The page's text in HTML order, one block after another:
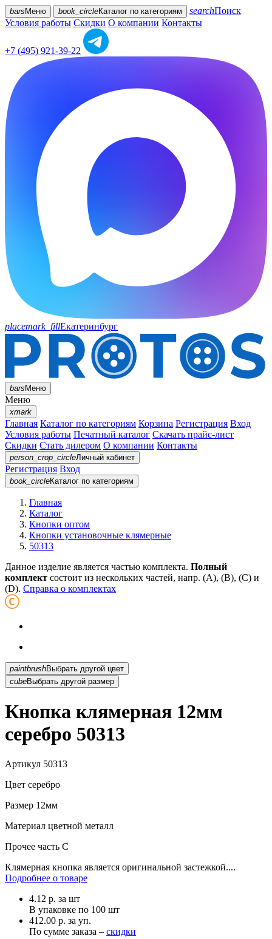
bars Меню book_circleКаталог по категориям searchПоиск
Условия работы Скидки О компании Контакты
+7 (495) 921-39-22
placemark_fillЕкатеринбург
barsМеню
Меню
xmark
Главная Каталог по категориям Корзина Регистрация Вход
Условия работы Печатный каталог Скачать прайс-лист
Скидки Стать дилером О компании Контакты
person_crop_circleЛичный кабинет
Регистрация Вход
book_circleКаталог по категориям
Главная
Каталог
Кнопки оптом
Кнопки установочные клямерные
50313
Данное изделие является частью комплекта. Полный
комплект состоит из нескольких частей, напр. (А), (B), (С) и
(D). Справка о комплектах
paintbrush
Выбрать другой цвет
cubeВыбрать другой размер
Кнопка клямерная 12мм
серебро 50313
Артикул 50313
Цвет серебро
Размер 12мм
Материал цветной металл
Прочее часть C
Клямерная кнопка является оригинальной застежкой....
Подробнее о товаре
4.12 р. за шт
В упаковке по 100 шт
412.00 р. за уп.
По сумме заказа – скидки